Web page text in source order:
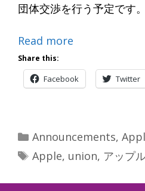
団体交渉を行う予定です。
Read more
Share this:
Facebook Twitter
Categories
Announcements,
Tags
Apple, union, アップ